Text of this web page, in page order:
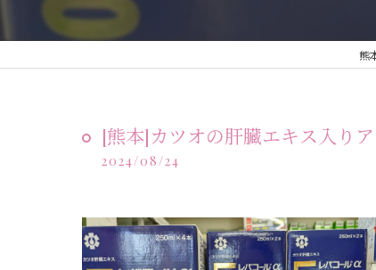
熊
[熊本]カツオの肝臓エキス入り
2024/08/24